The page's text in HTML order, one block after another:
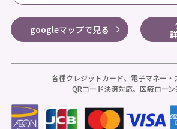
googleマップで見る
各種クレジットカード、電子マネー・
QRコード決済対応。医療ローン